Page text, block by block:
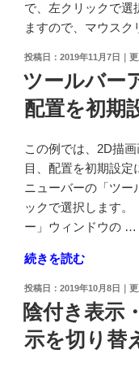
で
表
示
た
い"
で、左クリックで選
ますので、マウスク
投
日:
2019年11月7日
ツールバー
配置を初期
この例では、2D描
目、配置を初期設定
ニューバーの「ツー
ックで選択します。
ー」ウィンドウの …
"ツ
ル
バ
ー
続きを読む
投
稿
日:
2019年10月8日
陰付き表示
示を切り替